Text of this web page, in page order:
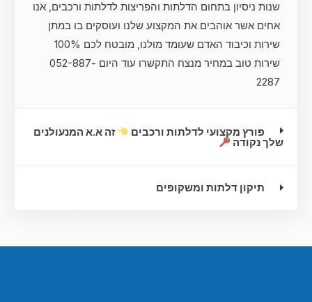
שנות ניסיון בתחום הדלתות והפריצות לדלתות ורכבים, אנו
אחים אשר אוהבים את המקצוע שלנו ועוסקים בו במתן
שירות וכיבוד האדם שעומד מולנו, מובטח לכם 100%
שירות טוב במחיר מנצח התקשרו עוד היום 052-887-
2287
פורץ מקצועי לדלתות ורכבים
זה א.א המנעולנים
שלך נקודה
תיקון דלתות ומשקופים